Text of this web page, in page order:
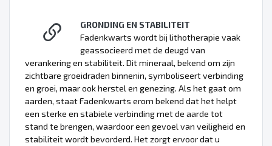
GRONDING EN STABILITEIT
Fadenkwarts wordt bij lithotherapie vaak
geassocieerd met de deugd van
verankering en stabiliteit. Dit mineraal, bekend om zijn
zichtbare groeidraden binnenin, symboliseert verbinding
en groei, maar ook herstel en genezing. Als het gaat om
aarden, staat Fadenkwarts erom bekend dat het helpt
een sterke en stabiele verbinding met de aarde tot
stand te brengen, waardoor een gevoel van veiligheid en
stabiliteit wordt bevorderd. Het zorgt ervoor dat u